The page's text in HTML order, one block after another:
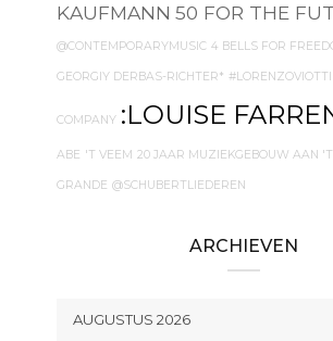
KAUFMANN 50 FOR THE
@CONTEMPORARYMUSIC 4 BELLS FOR
GEORGIY DERBAS-RICHTER* #LORENZOVIOTTI
COMPANY :LOUISE
ABE 'T VEEM 20 JAAR MUZIEKGEBOUW AAN
GRANDE @SCHUBERTLIEDEREN
ARCHIEVEN
AUGUSTUS 2026